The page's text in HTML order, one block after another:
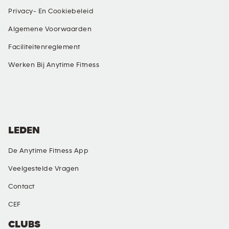
Privacy- En Cookiebeleid
Algemene Voorwaarden
Faciliteitenreglement
Werken Bij Anytime Fitness
CLUBS
LEDEN
De Anytime Fitness App
Veelgestelde Vragen
Contact
CEF